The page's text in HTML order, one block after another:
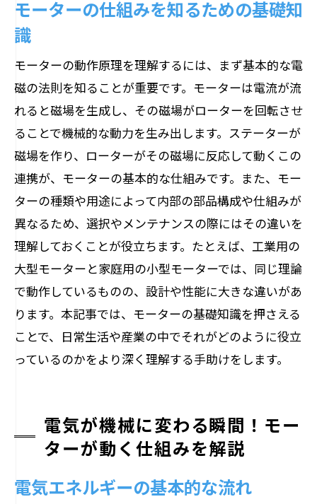
モーターの仕組みを知るための基礎知
識
モーターの動作原理を理解するには、まず基本的な電
磁の法則を知ることが重要です。モーターは電流が流
れると磁場を生成し、その磁場がローターを回転させ
ることで機械的な動力を生み出します。ステーターが
磁場を作り、ローターがその磁場に反応して動くこの
連携が、モーターの基本的な仕組みです。また、モー
ターの種類や用途によって内部の部品構成や仕組みが
異なるため、選択やメンテナンスの際にはその違いを
理解しておくことが役立ちます。たとえば、工業用の
大型モーターと家庭用の小型モーターでは、同じ理論
で動作しているものの、設計や性能に大きな違いがあ
ります。本記事では、モーターの基礎知識を押さえる
ことで、日常生活や産業の中でそれがどのように役立
っているのかをより深く理解する手助けをします。
電気が機械に変わる瞬間！モー
ターが動く仕組みを解説
電気エネルギーの基本的な流れ